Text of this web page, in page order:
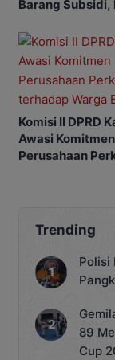
Barang Subsidi,
Komisi II DPRD
Awasi Komitmen
Perusahaan
Trending
Polisi
89
Cup